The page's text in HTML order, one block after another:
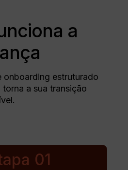
a
onboarding estruturado
a sua transição
01